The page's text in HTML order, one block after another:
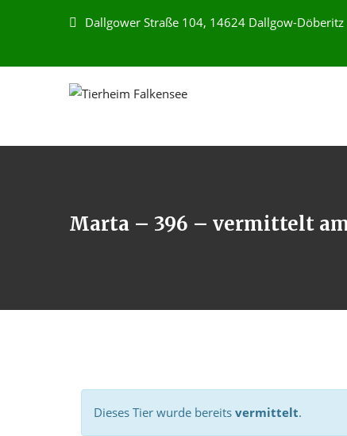
Dallgower Straße 104, 14624 Dallgow-Döberitz
Marta – 396 – vermittelt am
Dieses Tier wurde bereits vermittelt.